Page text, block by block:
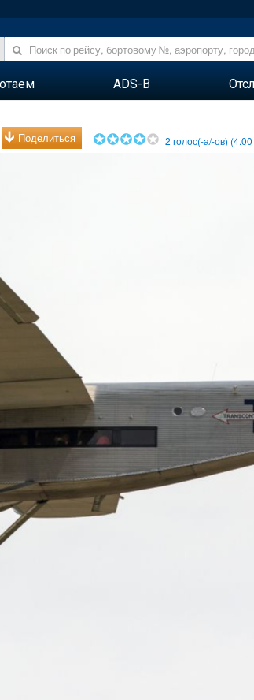
ADS-B
Поделиться 2 голос(-а/-ов) (4.00